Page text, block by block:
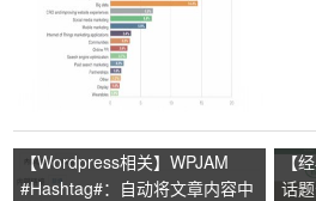
【Wordpress相关】WPJAM
#Hashtag#：自动将文章内容中
【
话